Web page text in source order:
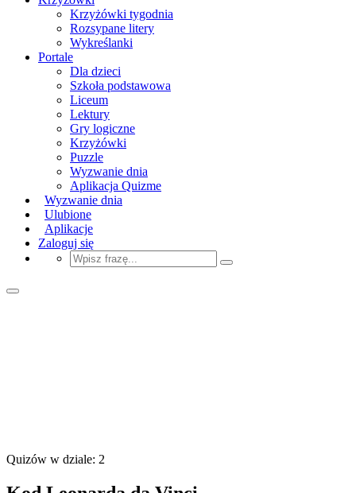
Krzyżówki tygodnia
Rozsypane litery
Wykreślanki
Portale
Dla dzieci
Szkoła podstawowa
Liceum
Lektury
Gry logiczne
Krzyżówki
Puzzle
Wyzwanie dnia
Aplikacja Quizme
Wyzwanie dnia
Ulubione
Aplikacje
Zaloguj się
Quizów w dziale: 2